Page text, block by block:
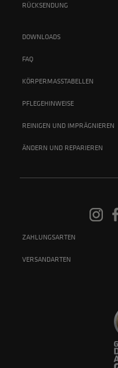
RÜCKSENDUNG
DOWNLOADS
FAQ
KÖRPERMASSTABELLEN
PFLEGEHINWEISE
REINIGEN UND IMPRÄGNIEREN
ÄNDERN UND REPARIEREN
ZAHLUNGSARTEN
VERSANDARTEN